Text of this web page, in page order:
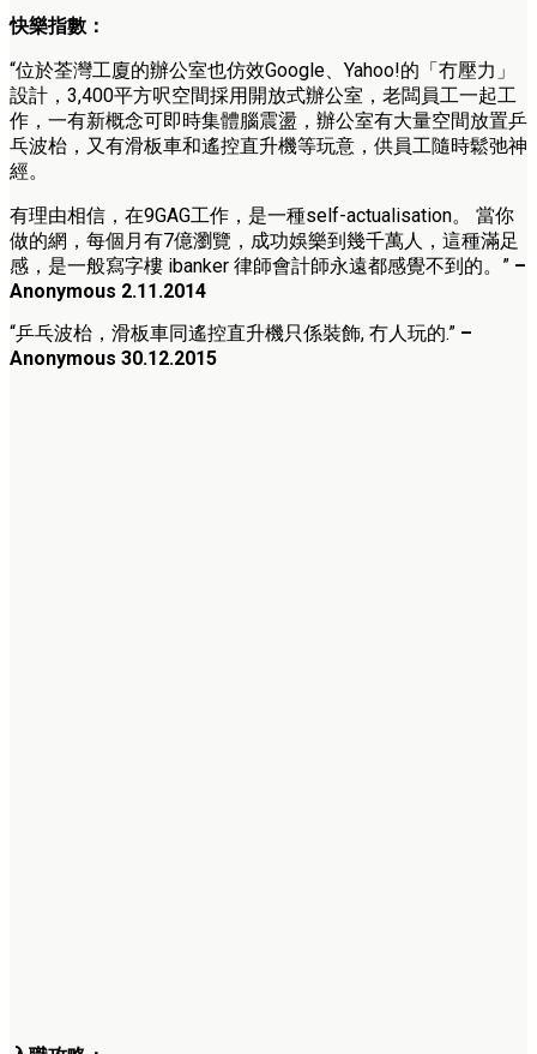
快樂指數：
“位於荃灣工廈的辦公室也仿效Google、Yahoo!的「冇壓力」
設計，3,400平方呎空間採用開放式辦公室，老闆員工一起工
作，一有新概念可即時集體腦震盪，辦公室有大量空間放置乒
乓波枱，又有滑板車和遙控直升機等玩意，供員工隨時鬆弛神
經。
有理由相信，在9GAG工作，是一種self-actualisation。 當你
做的網，每個月有7億瀏覽，成功娛樂到幾千萬人，這種滿足
感，是一般寫字樓 ibanker 律師會計師永遠都感覺不到的。” –
Anonymous 2.11.2014
“乒乓波枱，滑板車同遙控直升機只係裝飾, 冇人玩的.” –
Anonymous 30.12.2015